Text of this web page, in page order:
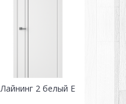
Лайнинг 2 белый Е